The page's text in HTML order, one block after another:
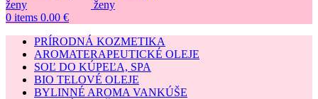
0 items 0.00 €
PRÍRODNÁ KOZMETIKA
AROMATERAPEUTICKÉ OLEJE
SOĽ DO KÚPEĽA, SPA
BIO TELOVÉ OLEJE
BYLINNÉ AROMA VANKÚŠE